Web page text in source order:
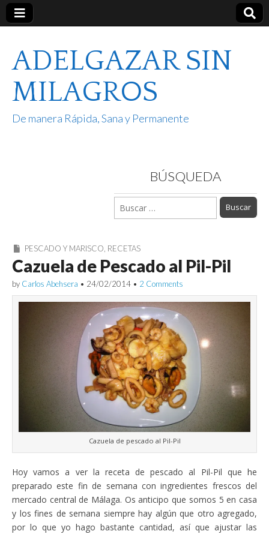
ADELGAZAR SIN
MILAGROS
De manera Rápida, Sana y Permanente
BÚSQUEDA
Buscar:
PESCADO Y MARISCO, RECETAS
Cazuela de Pescado al Pil-Pil
by Carlos Abehsera • 24/02/2014 • 2 Comments
Cazuela de pescado al Pil-Pil
Hoy vamos a ver la receta de pescado al Pil-Pil que he
preparado este fin de semana con ingredientes frescos del
mercado central de Málaga. Os anticipo que somos 5 en casa
y los fines de semana siempre hay algún que otro agregado,
por lo que yo hago bastante cantidad, así que ajustar las